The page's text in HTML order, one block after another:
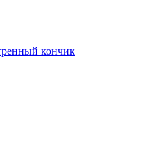
кончик